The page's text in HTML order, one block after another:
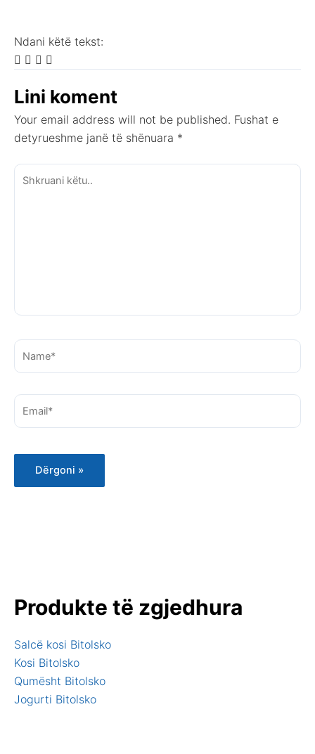
Ndani këtë tekst:
Lini koment
Your email address will not be published. Fushat e
detyrueshme janë të shënuara *
Shkruani
Name*
Email*
Produkte të zgjedhura
Salcë kosi Bitolsko
Kosi Bitolsko
Qumësht Bitolsko
Jogurti Bitolsko